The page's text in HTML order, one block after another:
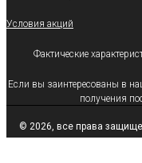
Условия акций
Фактические
Если вы заинтересованы в
получения
© 2026, все права